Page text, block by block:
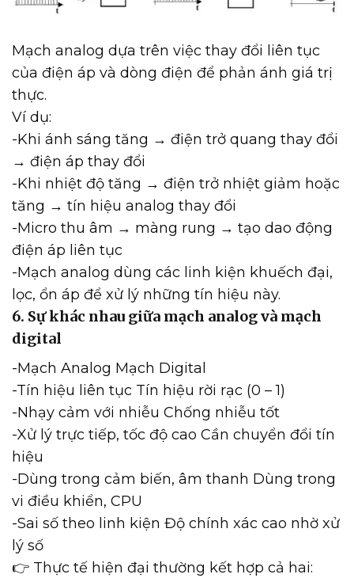
Mạch analog dựa trên việc thay đổi liên tục
của điện áp và dòng điện để phản ánh giá trị
thực.
Ví dụ:
-Khi ánh sáng tăng → điện trở quang thay đổi
→ điện áp thay đổi
-Khi nhiệt độ tăng → điện trở nhiệt giảm hoặc
tăng → tín hiệu analog thay đổi
-Micro thu âm → màng rung → tạo dao động
điện áp liên tục
-Mạch analog dùng các linh kiện khuếch đại,
lọc, ổn áp để xử lý những tín hiệu này.
6. Sự khác nhau giữa mạch analog và mạch
digital
-Mạch Analog Mạch Digital
-Tín hiệu liên tục Tín hiệu rời rạc (0 – 1)
-Nhạy cảm với nhiễu Chống nhiễu tốt
-Xử lý trực tiếp, tốc độ cao Cần chuyển đổi tín
hiệu
-Dùng trong cảm biến, âm thanh Dùng trong
vi điều khiển, CPU
-Sai số theo linh kiện Độ chính xác cao nhờ xử
lý số
👉 Thực tế hiện đại thường kết hợp cả hai: